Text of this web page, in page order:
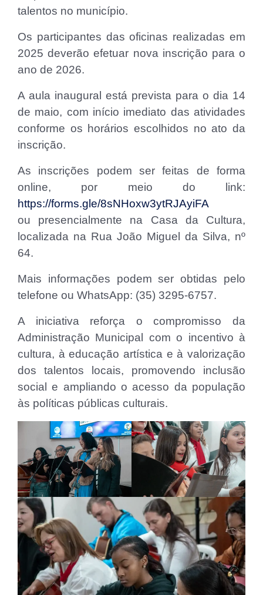
talentos no município.
Os participantes das oficinas realizadas em
2025 deverão efetuar nova inscrição para o
ano de 2026.
A aula inaugural está prevista para o dia 14
de maio, com início imediato das atividades
conforme os horários escolhidos no ato da
inscrição.
As inscrições podem ser feitas de forma
online, por meio do link:
https://forms.gle/8sNHoxw3ytRJAyiFA
ou presencialmente na Casa da Cultura,
localizada na Rua João Miguel da Silva, nº
64.
Mais informações podem ser obtidas pelo
telefone ou WhatsApp: (35) 3295-6757.
A iniciativa reforça o compromisso da
Administração Municipal com o incentivo à
cultura, à educação artística e à valorização
dos talentos locais, promovendo inclusão
social e ampliando o acesso da população
às políticas públicas culturais.